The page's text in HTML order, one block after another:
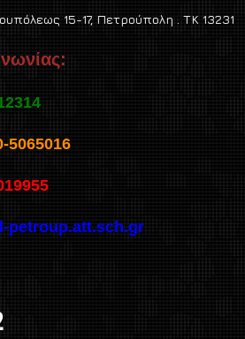
15-17, Πετρούπολη . TK 13231
5065016
petroup.att.sch.gr